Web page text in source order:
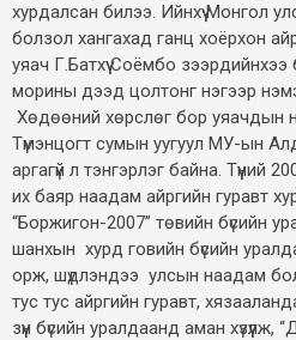
хурдалсан билээ. Ийнхүү Монгол
болзол хангахад ганц хоёрхон
уяач Г.Батхүү Соёмбо
морины дээд цолтонг нэгээр
Хөдөөний хөрслөг бор уяачдын
Түмэнцогт сумын уугуул МУ-ын
аргагүй л тэнгэрлэг байна.
их баяр наадам айргийн гуравт
“Боржигон-2007” төвийн бүсийн
шанхын хурд говийн бүсийн
орж, шүдлэндээ улсын наадам
тус тус айргийн гуравт,
зүүн бүсийн уралдаанд аман хүзүүлж,